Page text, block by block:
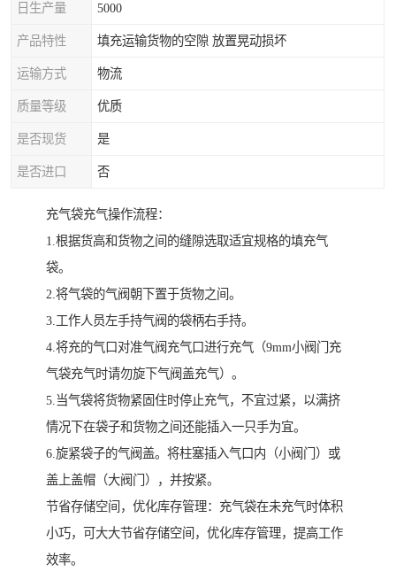
日生产量 5000
产品特性 填充运输货物的空隙 放置晃动损坏
运输方式 物流
质量等级 优质
是否现货 是
是否进口 否
充气袋充气操作流程：
1.根据货高和货物之间的缝隙选取适宜规格的填充气
袋。
2.将气袋的气阀朝下置于货物之间。
3.工作人员左手持气阀的袋柄右手持。
4.将充的气口对准气阀充气口进行充气（9mm小阀门充
气袋充气时请勿旋下气阀盖充气）。
5.当气袋将货物紧固住时停止充气，不宜过紧，以满挤
情况下在袋子和货物之间还能插入一只手为宜。
6.旋紧袋子的气阀盖。将柱塞插入气口内（小阀门）或
盖上盖帽（大阀门），并按紧。
节省存储空间，优化库存管理：充气袋在未充气时体积
小巧，可大大节省存储空间，优化库存管理，提高工作
效率。